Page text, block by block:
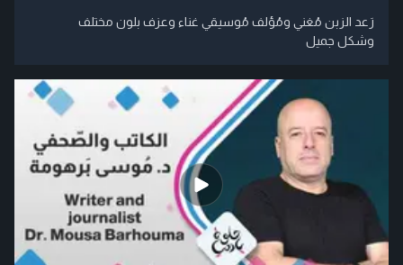
رَعد الزبن مُغني ومُؤلف مُوسيقي غناء وعزف بلون مختلف
وشكل جميل